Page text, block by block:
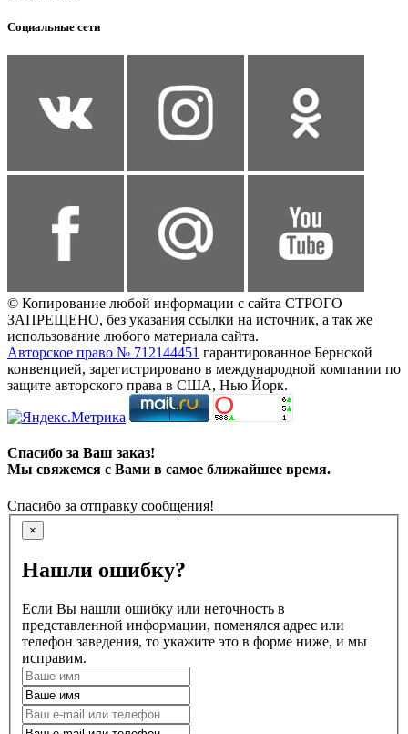
Социальные сети
© Копирование любой информации с сайта СТРОГО
ЗАПРЕЩЕНО, без указания ссылки на источник, а так же
использование любого материала сайта.
Авторское право № 712144451 гарантированное Бернской
конвенцией, зарегистрировано в международной компании по
защите авторского права в США, Нью Йорк.
Спасибо за Ваш заказ!
Мы свяжемся с Вами в самое ближайшее время.
Спасибо за отправку сообщения!
×
Нашли ошибку?
Если Вы нашли ошибку или неточность в
представленной информации, поменялся адрес или
телефон заведения, то укажите это в форме ниже, и мы
исправим.